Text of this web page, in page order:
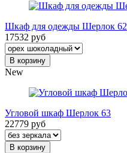
Шкаф для одежды Шерлок 62
17532 руб
В корзину
New
Угловой шкаф Шерлок 63
22779 руб
В корзину